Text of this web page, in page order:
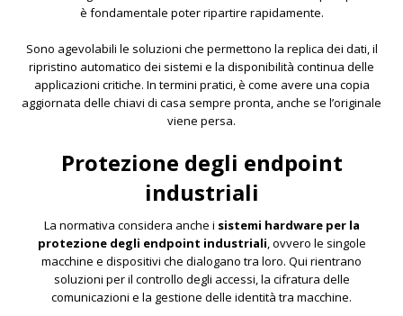
è fondamentale poter ripartire rapidamente.
Sono agevolabili le soluzioni che permettono la replica dei dati, il
ripristino automatico dei sistemi e la disponibilità continua delle
applicazioni critiche. In termini pratici, è come avere una copia
aggiornata delle chiavi di casa sempre pronta, anche se l’originale
viene persa.
Protezione degli endpoint
industriali
La normativa considera anche i sistemi hardware per la
protezione degli endpoint industriali, ovvero le singole
macchine e dispositivi che dialogano tra loro. Qui rientrano
soluzioni per il controllo degli accessi, la cifratura delle
comunicazioni e la gestione delle identità tra macchine.